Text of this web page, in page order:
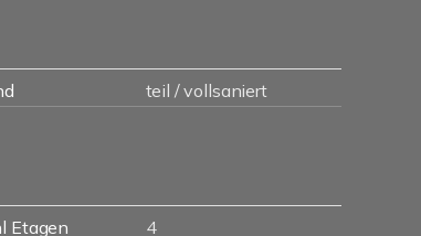
teil / vollsaniert
Etagen
4